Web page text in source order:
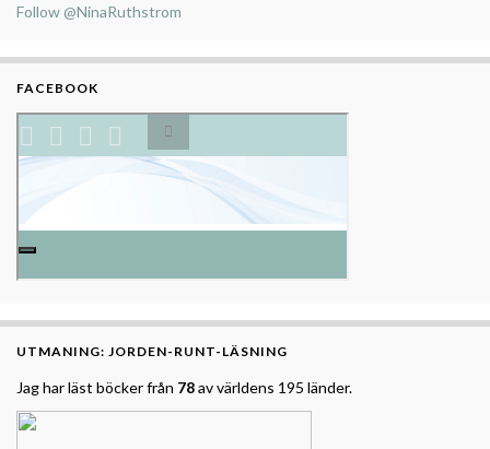
Follow @NinaRuthstrom
FACEBOOK
UTMANING: JORDEN-RUNT-LÄSNING
Jag har läst böcker från 78av världens 195 länder.